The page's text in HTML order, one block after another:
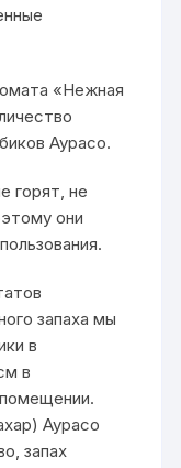
«Нежная
Аурасо.
горят, не
они
запаха мы
в
в
Аурасо
запах